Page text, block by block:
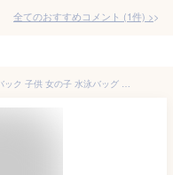
全てのおすすめコメント (1件) >
2層式 撥水 プールバッグ 大人 スポーツバック 子供 女の子 水泳バッグ リュック型 シューズ収納バッグ 防水バッグ リュック 男の子 プールバック 乾湿分離 大容量 送料無料 温泉バッグ ナップサック 軽量 スイムバッグ